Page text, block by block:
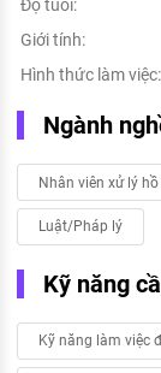
Độ tuổi:
Giới tính:
Hình thức làm việc:
Ngành
Nhân viên xử lý
Luật/Pháp lý
Kỹ năng
Kỹ năng làm việc